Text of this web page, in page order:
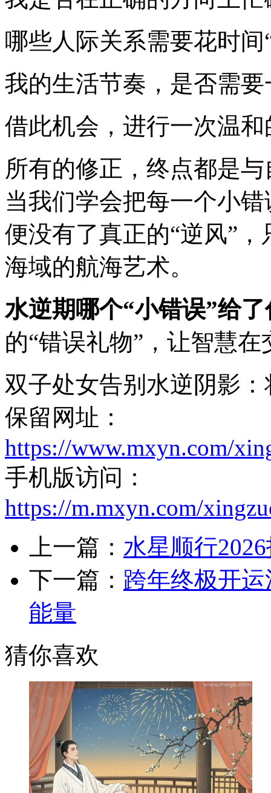
哪些人际关系需要花时间
我的生活节奏，是否需
借此机会，进行一次温
所有的修正，终点都是
当我们学会把每一个小
便没有了真正的“逆风”
海域的航海艺术。
水逆期哪个“小错误”给
的“错误礼物”，让智慧
双子处女告别水逆阴影
保留网址：
https://www.mxyn.com/
手机版访问：
https://m.mxyn.com/
上一篇： 水星顺行
下一篇： 跨年终极开
能量
猜你喜欢